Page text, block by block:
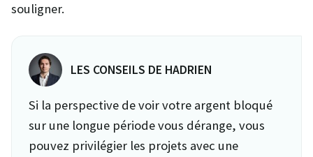
souligner.
LES CONSEILS DE HADRIEN
Si la perspective de voir votre argent bloqué
sur une longue période vous dérange, vous
pouvez privilégier les projets avec une